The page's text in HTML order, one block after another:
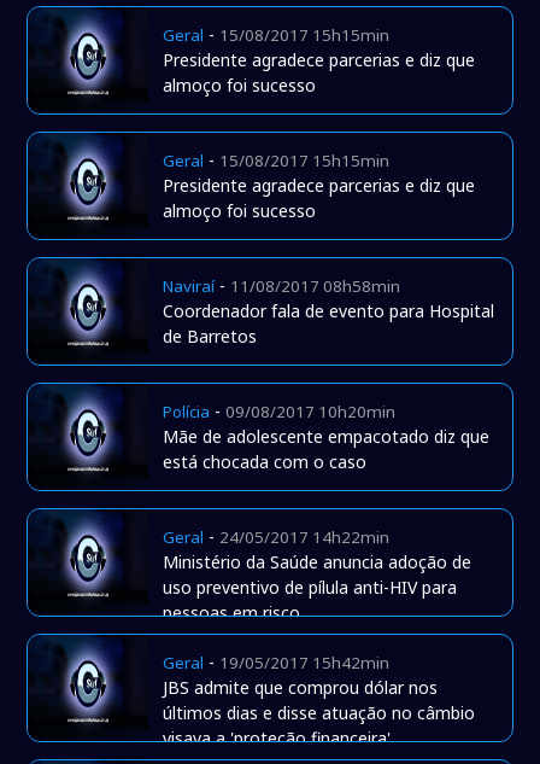
Geral - 15/08/2017 15h15min
Presidente agradece parcerias e diz que
almoço foi sucesso
Geral - 15/08/2017 15h15min
Presidente agradece parcerias e diz que
almoço foi sucesso
Naviraí- 11/08/2017 08h58min
Coordenador fala de evento para Hospital
de Barretos
Polícia -09/08/2017 10h20min
Mãe de adolescente empacotado diz que
está chocada com o caso
Geral - 24/05/2017 14h22min
Ministério da Saúde anuncia adoção de
uso preventivo de pílula anti-HIV para
pessoas em risco
Geral - 19/05/2017 15h42min
JBS admite que comprou dólar nos
últimos dias e disse atuação no câmbio
visava a 'proteção financeira'